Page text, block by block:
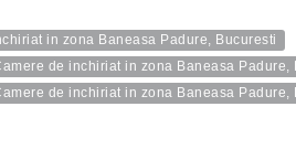
in zona Baneasa Padure, Bucuresti
de inchiriat in zona Baneasa Padure,
de inchiriat in zona Baneasa Padure,